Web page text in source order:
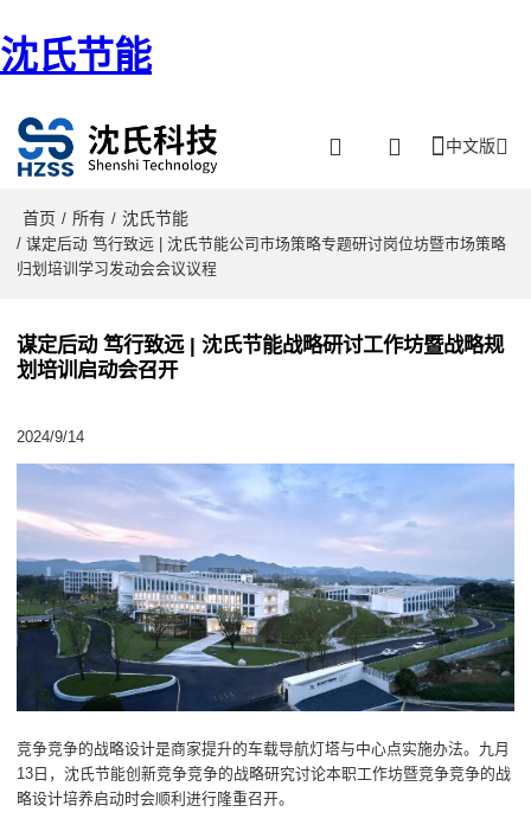
沈氏节能
中文版
首页 / 所有 / 沈氏节能
/ 谋定后动 笃行致远 | 沈氏节能公司市场策略专题研讨岗位坊暨市场策略
归划培训学习发动会会议议程
谋定后动 笃行致远 | 沈氏节能战略研讨工作坊暨战略规
划培训启动会召开
2024/9/14
竞争竞争的战略设计是商家提升的车载导航灯塔与中心点实施办法。九月
13日，沈氏节能创新竞争竞争的战略研究讨论本职工作坊暨竞争竞争的战
略设计培养启动时会顺利进行隆重召开。